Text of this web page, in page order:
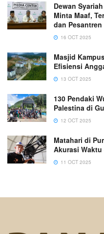
Dewan
Minta Maaf,
dan Pesantren
16 OCT 2025
Masjid
Efisiensi
13 OCT 2025
130 Pendaki
Palestina di
12 OCT 2025
Matahari di
Akurasi
11 OCT 2025